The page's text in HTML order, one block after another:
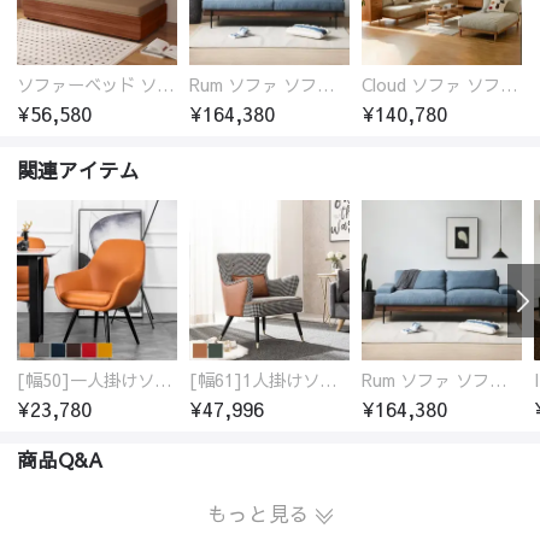
ソファーベッド ソファベッド 2人 3人掛け 「幅100～180cm」ソファー ソファーベッド 1人掛け 2人掛け 3人掛け 収納付き 北欧 コンパクト-fsx-1005
¥56,580
Rum ソファ ソファー おしゃれ 1人掛け～4人掛け ウォールナットorオーク材フレーム 西海岸風 肘掛
¥164,380
Cloud ソファ ソファーおしゃれ 1人掛け～3人掛け チェリー材フレーム 木製 北欧 おしゃれ 5カラー 自由レイアウト
¥140,780
関連アイテム
[幅50]一人掛けソファ 高級合成皮革 コンパクト
¥23,780
[幅61]1人掛けソファ アンティーク調 パーソナルチェア
¥47,996
Rum ソファ ソファー おしゃれ 1人掛け～4人掛け ウォールナットorオーク材フレーム 西海岸風 肘掛
¥164,380
商品Q&A
もっと見る